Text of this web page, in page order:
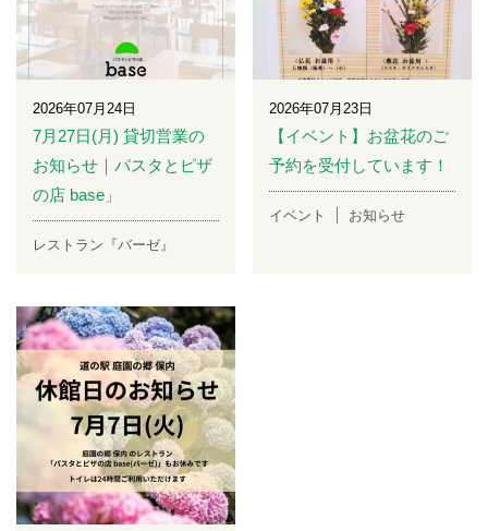
2026年07月24日
7月27日(月) 貸切営業の
お知らせ｜パスタとピザ
の店 base」
レストラン『バーゼ』
2026年07月23日
【イベント】お盆花のご
予約を受付しています！
イベント お知らせ